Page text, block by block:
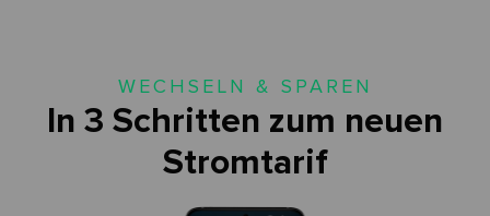
WECHSELN & SPAREN
In 3 Schritten zum neuen
Stromtarif